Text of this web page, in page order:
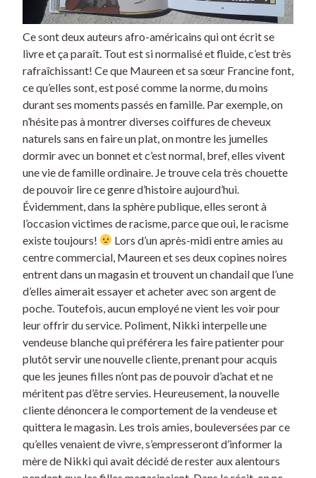
Ce sont deux auteurs afro-américains qui ont écrit se
livre et ça paraît. Tout est si normalisé et fluide, c’est très
rafraîchissant! Ce que Maureen et sa sœur Francine font,
ce qu’elles sont, est posé comme la norme, du moins
durant ses moments passés en famille. Par exemple, on
n’hésite pas à montrer diverses coiffures de cheveux
naturels sans en faire un plat, on montre les jumelles
dormir avec un bonnet et c’est normal, bref, elles vivent
une vie de famille ordinaire. Je trouve cela très chouette
de pouvoir lire ce genre d’histoire aujourd’hui.
Évidemment, dans la sphère publique, elles seront à
l’occasion victimes de racisme, parce que oui, le racisme
existe toujours!
Lors d’un après-midi entre amies au
centre commercial, Maureen et ses deux copines noires
entrent dans un magasin et trouvent un chandail que l’une
d’elles aimerait essayer et acheter avec son argent de
poche. Toutefois, aucun employé ne vient les voir pour
leur offrir du service. Poliment, Nikki interpelle une
vendeuse blanche qui préférera les faire patienter pour
plutôt servir une nouvelle cliente, prenant pour acquis
que les jeunes filles n’ont pas de pouvoir d’achat et ne
méritent pas d’être servies. Heureusement, la nouvelle
cliente dénoncera le comportement de la vendeuse et
quittera le magasin. Les trois amies, bouleversées par ce
qu’elles venaient de vivre, s’empresseront d’informer la
mère de Nikki qui avait décidé de rester aux alentours